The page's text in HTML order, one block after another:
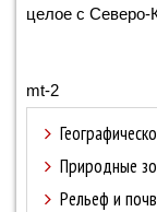
целое с Северо-
mt-2
Природные
Рельеф и